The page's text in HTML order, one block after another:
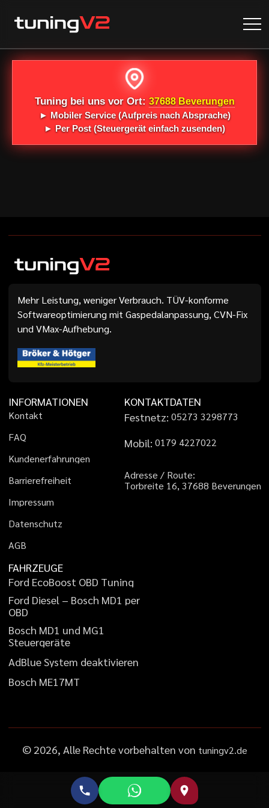
Tuning bei uns vor Ort: 37688 Beverungen
► Mobiler Service(Aufpreis nach Absprache)
►Per Post(Steuergerät einfach zusenden)
Mehr Leistung, weniger Verbrauch. TÜV-konforme
Softwareoptimierung mit Gaspedalanpassung, CVN-Fix
und VMax-Aufhebung.
INFORMATIONEN
Kontakt
FAQ
Kundenerfahrungen
Barrierefreiheit
Impressum
Datenschutz
AGB
KONTAKTDATEN
Festnetz: 05273 3298773
Mobil: 01 79 4227022
Adresse / Route:
Torbreite 16, 37688 Beverungen
FAHRZEUGE
Ford EcoBoost OBD Tuning
Ford Diesel – Bosch MD1 per
OBD
Bosch MD1 und MG1
Steuergeräte
AdBlueSystem deaktivieren
Bosch ME17MT
© 2026, Alle Rechte vorbehalten von tuningv2.de